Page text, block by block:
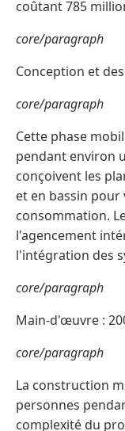
coûtant 785
core/paragraph
Conception et
core/paragraph
Cette phase
pendant environ
conçoivent les
et en bassin
consommation.
l'agencement
l'intégration des
core/paragraph
Main-d'œuvre :
core/paragraph
La construction
personnes
complexité du